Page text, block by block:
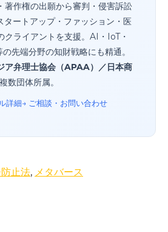
著作権の出願から審判・侵害訴訟
タートアップ・ファッション・医
クライアントを支援。AI・IoT・
先端分野の知財戦略にも精通。
ア弁理士協会（APAA）／日本商
数団体所属。
詳細→ ご相談・お問い合わせ
止法, メタバース